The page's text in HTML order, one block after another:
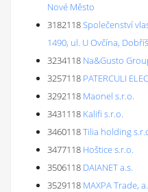
Nové Město
3182118Společenství
1490, ul. U Ovčína,
3234118 Na&Gusto
3257118 PATERCULI
3292118 Maonel s.r.o.
3431118 Kalifi s.r.o.
3460118Tilia holding
3477118 Hoštice s.r.o.
3506118 DAIANET a.s.
3529118 MAXPA Trade,